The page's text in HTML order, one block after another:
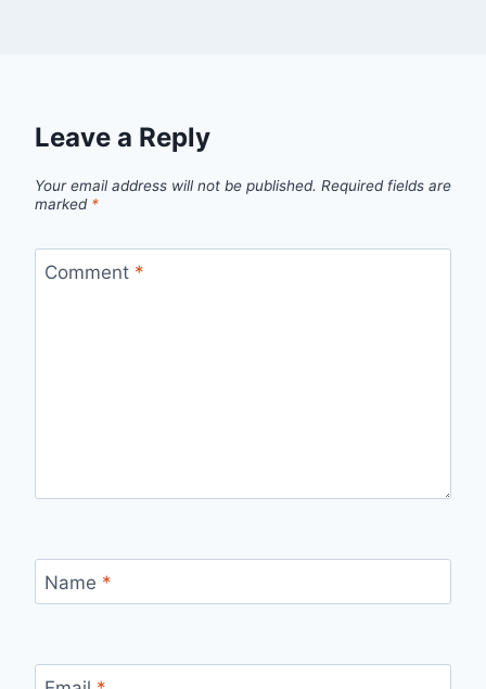
Leave a Reply
Your email address will not be published. Required fields are
marked *
Comment *
Name *